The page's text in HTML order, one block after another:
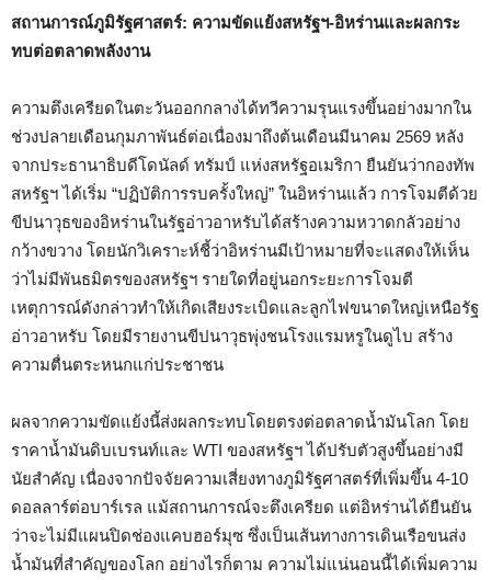
สถานการณ์ภูมิรัฐศาสตร์: ความขัดแย้งสหรัฐฯ-อิหร่านและผลกระ
ทบต่อตลาดพลังงาน
ความตึงเครียดในตะวันออกกลางได้ทวีความรุนแรงขึ้นอย่างมากใน
ช่วงปลายเดือนกุมภาพันธ์ต่อเนื่องมาถึงต้นเดือนมีนาคม 2569 หลัง
จากประธานาธิบดีโดนัลด์ ทรัมป์ แห่งสหรัฐอเมริกา ยืนยันว่ากองทัพ
สหรัฐฯ ได้เริ่ม “ปฏิบัติการรบครั้งใหญ่” ในอิหร่านแล้ว การโจมตีด้วย
ขีปนาวุธของอิหร่านในรัฐอ่าวอาหรับได้สร้างความหวาดกลัวอย่าง
กว้างขวาง โดยนักวิเคราะห์ชี้ว่าอิหร่านมีเป้าหมายที่จะแสดงให้เห็น
ว่าไม่มีพันธมิตรของสหรัฐฯ รายใดที่อยู่นอกระยะการโจมตี
เหตุการณ์ดังกล่าวทำให้เกิดเสียงระเบิดและลูกไฟขนาดใหญ่เหนือรัฐ
อ่าวอาหรับ โดยมีรายงานขีปนาวุธพุ่งชนโรงแรมหรูในดูไบ สร้าง
ความตื่นตระหนกแก่ประชาชน
ผลจากความขัดแย้งนี้ส่งผลกระทบโดยตรงต่อตลาดน้ำมันโลก โดย
ราคาน้ำมันดิบเบรนท์และ WTI ของสหรัฐฯ ได้ปรับตัวสูงขึ้นอย่างมี
นัยสำคัญ เนื่องจากปัจจัยความเสี่ยงทางภูมิรัฐศาสตร์ที่เพิ่มขึ้น 4-10
ดอลลาร์ต่อบาร์เรล แม้สถานการณ์จะตึงเครียด แต่อิหร่านได้ยืนยัน
ว่าจะไม่มีแผนปิดช่องแคบฮอร์มุซ ซึ่งเป็นเส้นทางการเดินเรือขนส่ง
น้ำมันที่สำคัญของโลก อย่างไรก็ตาม ความไม่แน่นอนนี้ได้เพิ่มความ